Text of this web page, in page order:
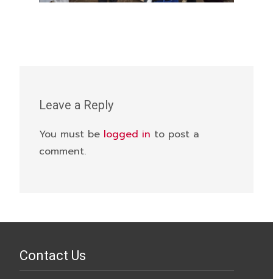
Leave a Reply
You must be logged in to post a
comment.
Contact Us